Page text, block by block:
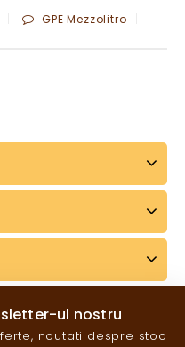
GPE Mezzolitro
ul nostru
noutati despre stoc